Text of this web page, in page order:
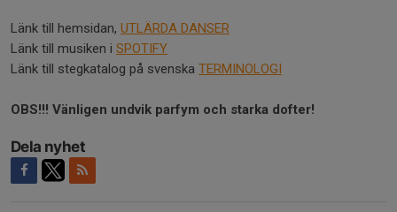
Länk till hemsidan, UTLÄRDA DANSER
Länk till musiken i SPOTIFY
Länk till stegkatalog på svenska TERMINOLOGI
OBS!!! Vänligen undvik parfym och starka dofter!
Dela nyhet